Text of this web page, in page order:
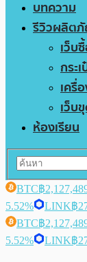
บทความ
รีวิวผลิต
เว็บ
กระ
เครื่
เว็บ
ห้องเรียน
BTC฿
5.52%
LINK฿
BTC฿
5.52%
LINK฿